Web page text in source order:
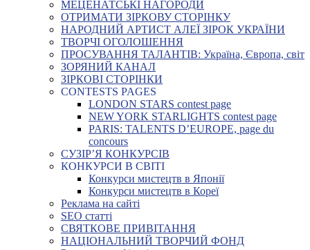
МЕЦЕНАТСЬКІ НАГОРОДИ
ОТРИМАТИ ЗІРКОВУ СТОРІНКУ
НАРОДНИЙ АРТИСТ АЛЕЇ ЗІРОК УКРАЇНИ
ТВОРЧІ ОГОЛОШЕННЯ
ПРОСУВАННЯ ТАЛАНТІВ: Україна, Європа, світ
ЗОРЯНИЙ КАНАЛ
ЗІРКОВІ СТОРІНКИ
CONTESTS PAGES
LONDON STARS contest page
NEW YORK STARLIGHTS contest page
PARIS: TALENTS D’EUROPE, page du
concours
СУЗІР’Я КОНКУРСІВ
КОНКУРСИ В СВІТІ
Конкурси мистецтв в Японії
Конкурси мистецтв в Кореї
Реклама на сайті
SEO статті
СВЯТКОВЕ ПРИВІТАННЯ
НАЦІОНАЛЬНИЙ ТВОРЧИЙ ФОНД